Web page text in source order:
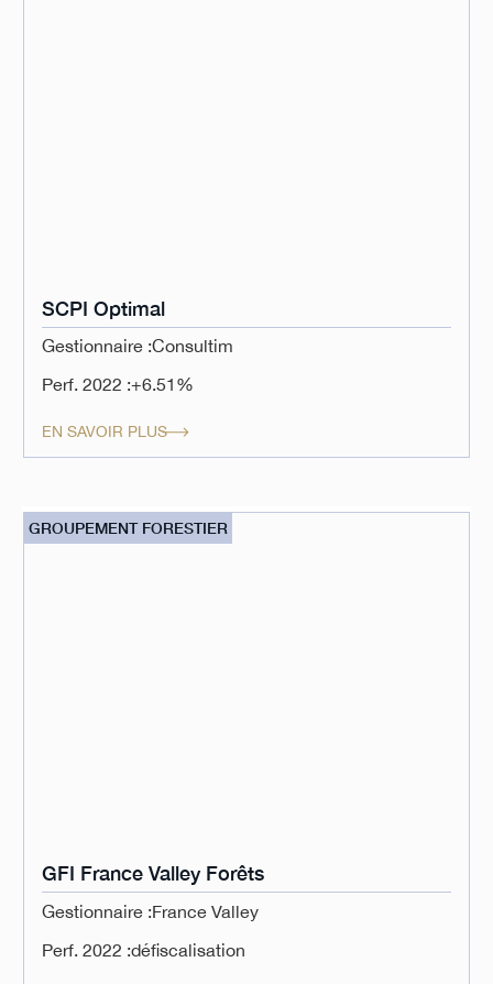
SCPI Optimal
Gestionnaire :Consultim
Perf. 2022 :+6.51%
EN SAVOIR PLUS
GROUPEMENT FORESTIER
GFI France Valley Forêts
Gestionnaire :France Valley
Perf. 2022 :défiscalisation